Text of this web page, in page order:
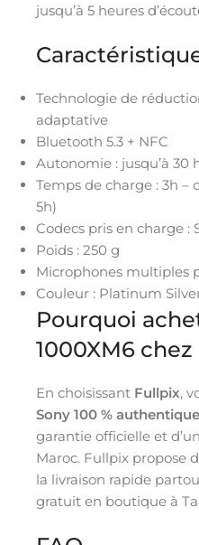
jusqu’à 5 heures
Technologie de
adaptative
Bluetooth 5.3 + NFC
Autonomie : jusqu’à 30
Temps de charge : 3h –
5h)
Codecs pris en charge :
Poids : 250 g
Microphones multiples
Couleur : Platinum
Pourquoi
1000XM6
En choisissant Fullpix,
Sony 100 % authentique
garantie officielle et
Maroc. Fullpix propose
la livraison rapide
gratuit en boutique à